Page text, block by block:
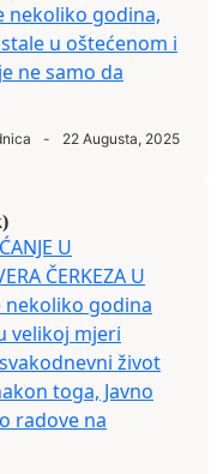
nekoliko godina,
u oštećenom i
ne samo da
- 22 Augusta, 2025
U
ČERKEZA U
nekoliko godina
velikoj mjeri
život
toga, Javno
radove na